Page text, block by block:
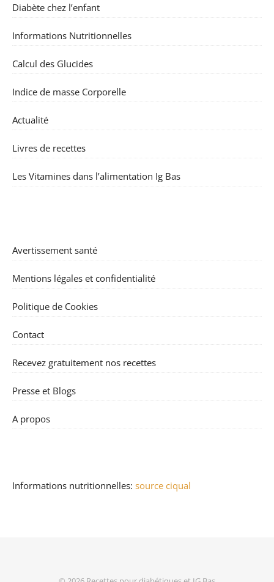
Diabète chez l’enfant
Informations Nutritionnelles
Calcul des Glucides
Indice de masse Corporelle
Actualité
Livres de recettes
Les Vitamines dans l’alimentation Ig Bas
Avertissement santé
Mentions légales et confidentialité
Politique de Cookies
Contact
Recevez gratuitement nos recettes
Presse et Blogs
A propos
Informations nutritionnelles: source ciqual